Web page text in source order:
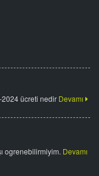
2024 ücreti nedir Devamı
ogrenebilirmiyim. Devamı